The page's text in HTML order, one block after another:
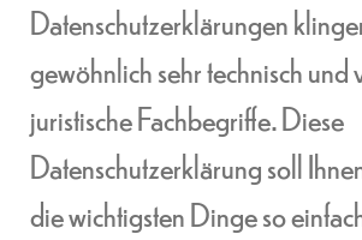
Datenschutzerklärungen
gewöhnlich sehr technisch und
juristische Fachbegriffe. Diese
Datenschutzerklärung soll
die wichtigsten Dinge so